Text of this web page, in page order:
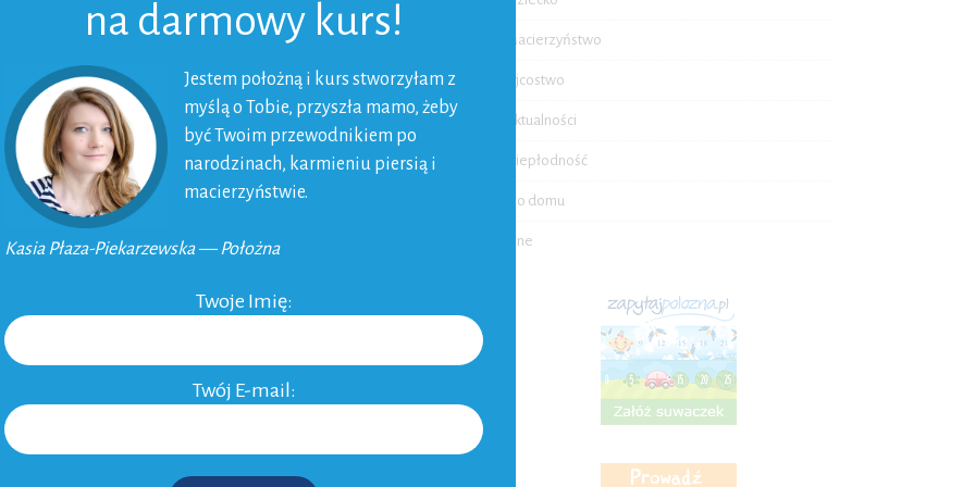
Macierzyństwo
Ojcostwo
Aktualności
Niepłodność
Do domu
Inne
na darmowy kurs!
Jestem położną i kurs stworzyłam z
myślą o Tobie, przyszła mamo, żeby
być Twoim przewodnikiem po
narodzinach, karmieniu piersią i
macierzyństwie.
Kasia Płaza-Piekarzewska — Położna
Twoje Imię:
Twój E-mail: